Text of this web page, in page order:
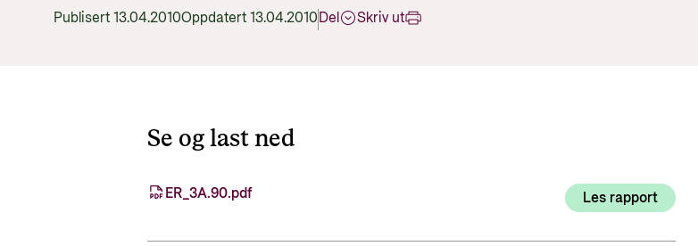
Publisert 13.04.2010Oppdatert 13.04.2010Del Skriv ut
Se og last ned
ER_3A.90.pdf Les rapport